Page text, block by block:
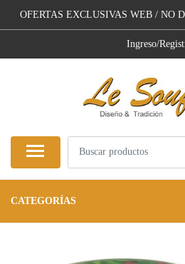
OFERTAS EXCLUSIVAS WEB / NO
Ingreso/
CATEGORÍAS